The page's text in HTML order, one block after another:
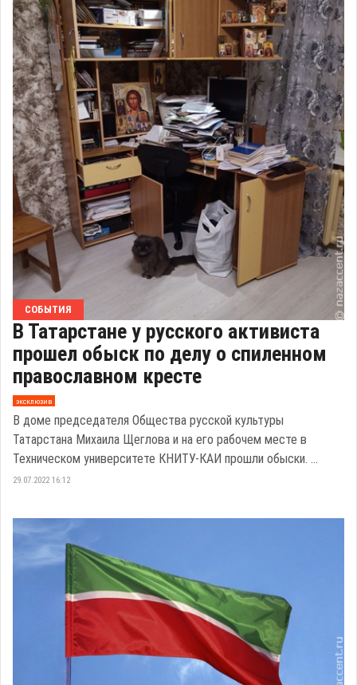
СОБЫТИЯ
В Татарстане у русского активиста
прошел обыск по делу о спиленном
православном кресте
эксклюзив
В доме председателя Общества русской культуры
Татарстана Михаила Щеглова и на его рабочем месте в
Техническом университете КНИТУ-КАИ прошли обыски. ...
29.07.2022 16:12